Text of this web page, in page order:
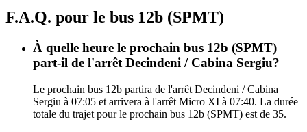
F.A.Q. pour le bus 12b (SPMT)
À quelle heure le prochain bus 12b (SPMT)
part-il de l'arrêt Decindeni / Cabina Sergiu?
Le prochain bus 12b partira de l'arrêt Decindeni / Cabina
Sergiu à 07:05 et arrivera à l'arrêt Micro XI à 07:40. La durée
totale du trajet pour le prochain bus 12b (SPMT) est de 35.